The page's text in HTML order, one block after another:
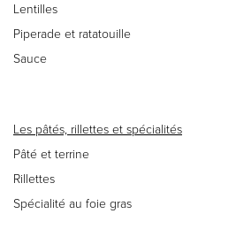
Lentilles
Piperade et ratatouille
Sauce
Les pâtés, rillettes et spécialités
Pâté et terrine
Rillettes
Spécialité au foie gras